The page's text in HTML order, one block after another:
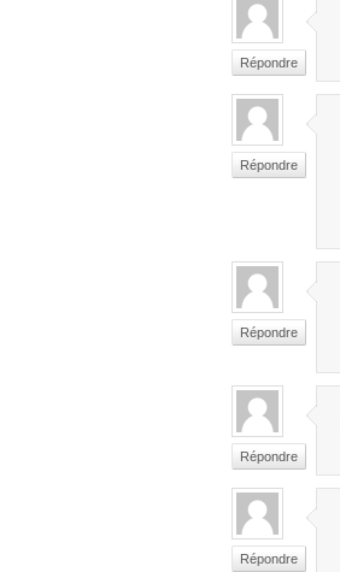
Répondre
Répondre
Répondre
Répondre
Répondre